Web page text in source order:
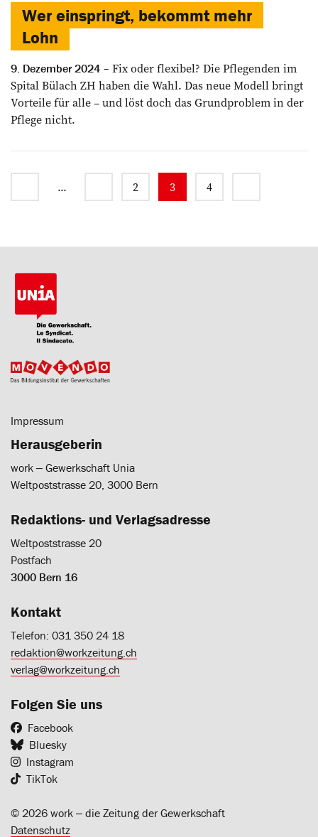
Wer einspringt, bekommt mehr
Lohn
9. Dezember 2024
Fix oder flexibel? Die ­Pflegenden im
Spital Bülach ZH haben die Wahl. Das neue Modell bringt
­Vorteile für alle – und löst doch das Grundproblem in der
Pflege nicht.
... 2 3 4
Impressum
Herausgeberin
work ‒ Gewerkschaft Unia
Weltpoststrasse 20, 3000 Bern
Redaktions- und Verlagsadresse
Weltpoststrasse 20
Postfach
3000 Bern 16
Kontakt
Telefon: 031 350 24 18
redaktion@workzeitung.ch
verlag@workzeitung.ch
Folgen Sie uns
Facebook
Bluesky
Instagram
TikTok
© 2026 work ‒ die Zeitung der Gewerkschaft
Datenschutz